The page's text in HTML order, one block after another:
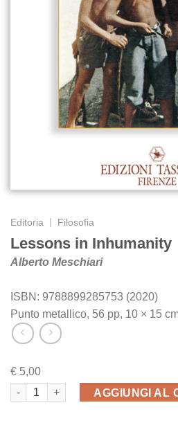
Editoria Filosofia
Lessons in Inhumanity
Alberto Meschiari
ISBN: 9788899285753 (2020)
Punto metallico, 56 pp, 10 × 15
€ 5,00
Lessons in Inhumanity quantità
AGGIUNGI AL